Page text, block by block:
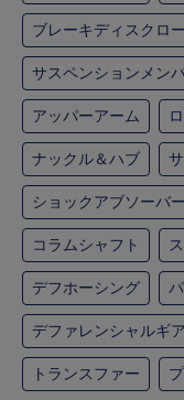
ブレーキディスクロ
サスペンションメン
アッパーアーム
ナックル＆ハブ
ショックアブソーバー
コラムシャフト
デフホーシング
デファレンシャルギア
トランスファー